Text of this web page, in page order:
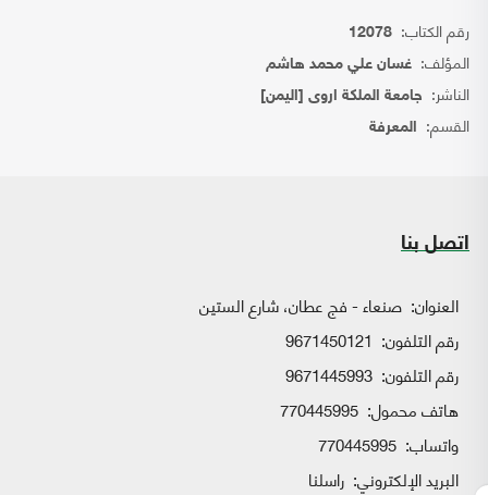
رقم الكتاب: 12078
المؤلف: غسان علي محمد هاشم
الناشر: جامعة الملكة اروى [اليمن]
القسم: المعرفة
اتصل بنا
العنوان: صنعاء - فج عطان، شارع الستين
رقم التلفون: 9671450121
رقم التلفون: 9671445993
هاتف محمول: 770445995
واتساب:
البريد الإلكتروني: راسلنا